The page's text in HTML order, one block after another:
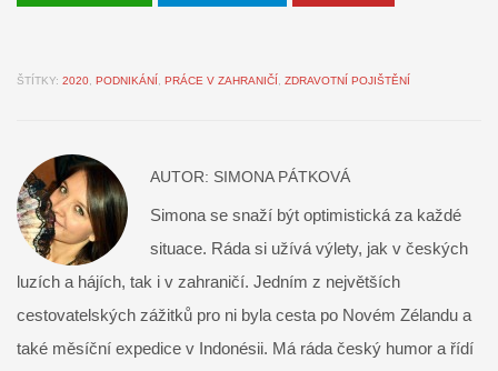
ŠTÍTKY: 2020 PODNIKÁNÍ PRÁCE V ZAHRANIČÍ ZDRAVOTNÍ POJIŠTĚNÍ
AUTOR: SIMONA PÁTKOVÁ
Simona se snaží být optimistická za každé
situace. Ráda si užívá výlety, jak v českých
luzích a hájích, tak i v zahraničí. Jedním z největších
cestovatelských zážitků pro ni byla cesta po Novém Zélandu a
také měsíční expedice v Indonésii. Má ráda český humor a řídí